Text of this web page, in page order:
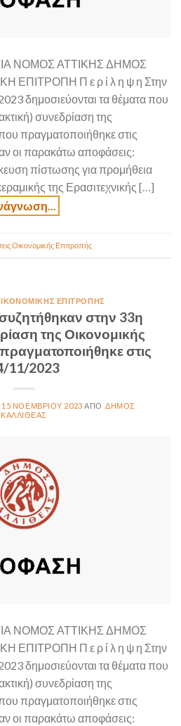
ΝΟΜΟΣ ΑΤΤΙΚΗΣ ΔΗΜΟΣ
ΕΠΙΤΡΟΠΗ Π ε ρ ί λ η ψ η Στην
δημοσιεύονται τα θέματα που
συνεδρίαση της
πραγματοποιήθηκε στις
οι παρακάτω αποφάσεις:
πίστωσης για προμήθεια
της Ερασιτεχνικής […]
Οικονομικής Επιτροπής
ΕΠΙΤΡΟΠΉΣ
στην 33η
της Οικονομικής
στις
11/2023
15 ΝΟΕΜΒΡΊΟΥ 2023
ΔΉΜΟΣ
ΚΑΛΛΙΘΈΑΣ
ΝΟΜΟΣ ΑΤΤΙΚΗΣ ΔΗΜΟΣ
ΕΠΙΤΡΟΠΗ Π ε ρ ί λ η ψ η Στην
δημοσιεύονται τα θέματα που
συνεδρίαση της
πραγματοποιήθηκε στις
οι παρακάτω αποφάσεις: